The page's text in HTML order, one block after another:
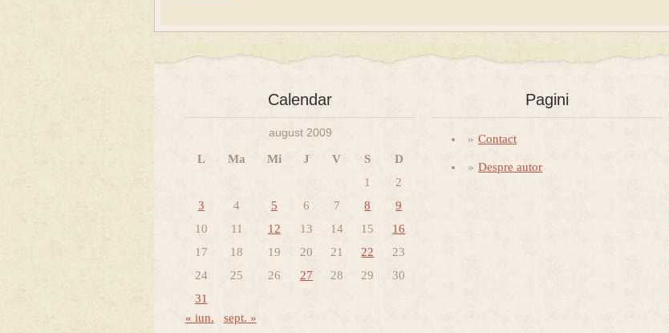
Calendar
august 2009
L Ma Mi J V S
D
1
2
3
4 5 6 7 8
9
10
11 12 13 14 15
16
17
18 19 20 21 22
23
24
25 26 27 28 29
30
31
« iun.
sept. »
Pagini
Contact
Despre autor